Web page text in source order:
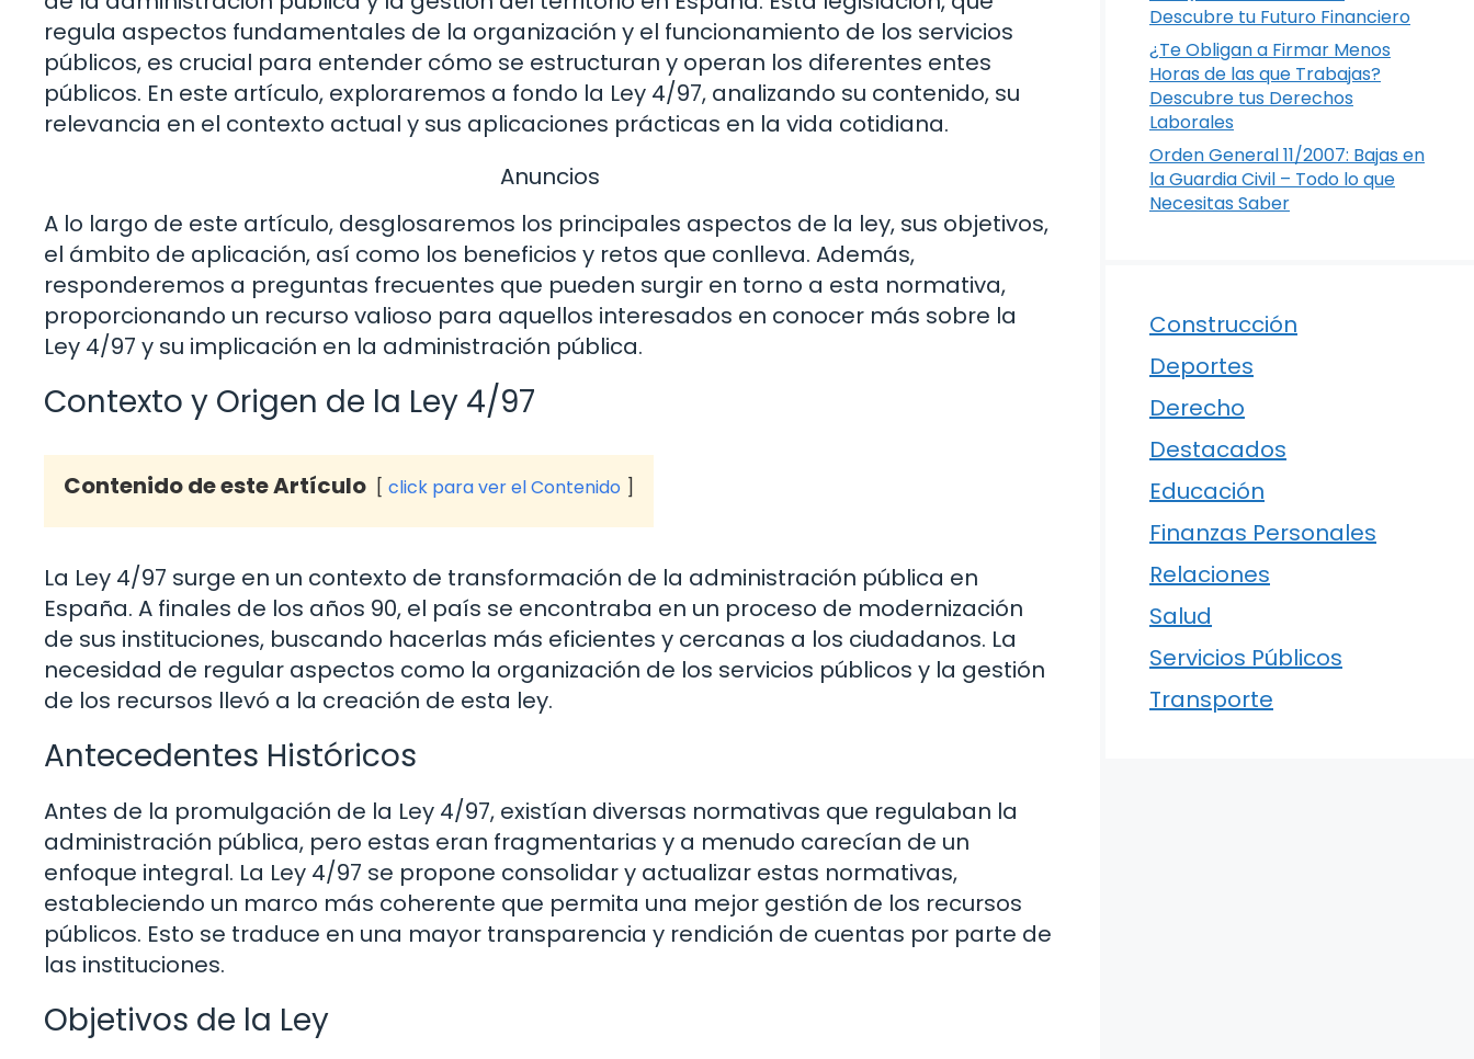
regula aspectos fundamentales de la organización y el funcionamiento de los servicios
públicos, es crucial para entender cómo se estructuran y operan los diferentes entes
públicos. En este artículo, exploraremos a fondo la Ley 4/97, analizando su contenido, su
relevancia en el contexto actual y sus aplicaciones prácticas en la vida cotidiana.
Anuncios
A lo largo de este artículo, desglosaremos los principales aspectos de la ley, sus objetivos,
el ámbito de aplicación, así como los beneficios y retos que conlleva. Además,
responderemos a preguntas frecuentes que pueden surgir en torno a esta normativa,
proporcionando un recurso valioso para aquellos interesados en conocer más sobre la
Ley 4/97 y su implicación en la administración pública.
Contexto y Origen de la Ley 4/97
Contenido de este Artículo click para ver el Contenido
La Ley 4/97 surge en un contexto de transformación de la administración pública en
España. A finales de los años 90, el país se encontraba en un proceso de modernización
de sus instituciones, buscando hacerlas más eficientes y cercanas a los ciudadanos. La
necesidad de regular aspectos como la organización de los servicios públicos y la gestión
de los recursos llevó a la creación de esta ley.
Antecedentes Históricos
Antes de la promulgación de la Ley 4/97, existían diversas normativas que regulaban la
administración pública, pero estas eran fragmentarias y a menudo carecían de un
enfoque integral. La Ley 4/97 se propone consolidar y actualizar estas normativas,
estableciendo un marco más coherente que permita una mejor gestión de los recursos
públicos. Esto se traduce en una mayor transparencia y rendición de cuentas por parte de
las instituciones.
Objetivos de la Ley
Descubre tu Futuro Financiero
¿Te Obligan a Firmar Menos
Horas de las que Trabajas?
Descubre tus Derechos
Laborales
Orden General 11/2007: Bajas en
la Guardia Civil – Todo lo que
Necesitas Saber
Construcción
Deportes
Derecho
Destacados
Educación
Finanzas Personales
Relaciones
Salud
Servicios Públicos
Transporte